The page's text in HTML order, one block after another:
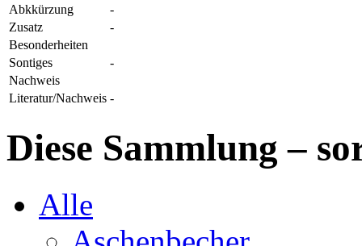
Abkkürzung
-
Zusatz
-
Besonderheiten
Sontiges
-
Nachweis
Literatur/Nachweis -
Diese Sammlung –
Alle